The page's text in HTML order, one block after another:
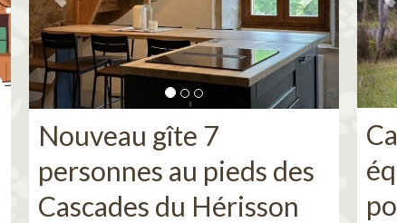
Nouveau gîte 7
personnes au pieds des
Cascades du Hérisson